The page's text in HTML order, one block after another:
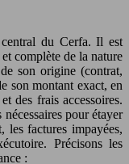
du Cerfa. Il est
complète de la nature
son origine (contrat,
son montant exact, en
des frais accessoires.
pour étayer
les factures impayées,
Précisons les
: